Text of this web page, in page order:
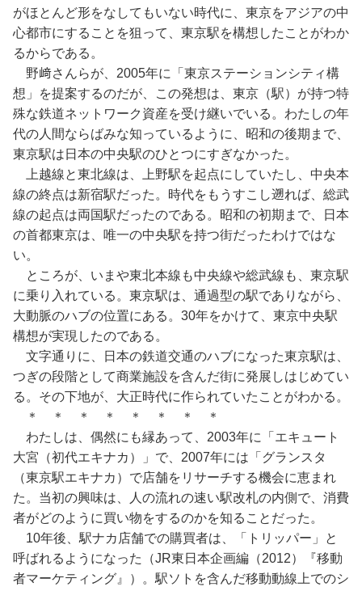
がほとんど形をなしてもいない時代に、東京をアジアの中
心都市にすることを狙って、東京駅を構想したことがわか
るからである。
野﨑さんらが、2005年に「東京ステーションシティ構
想」を提案するのだが、この発想は、東京（駅）が持つ特
殊な鉄道ネットワーク資産を受け継いでいる。わたしの年
代の人間ならばみな知っているように、昭和の後期まで、
東京駅は日本の中央駅のひとつにすぎなかった。
上越線と東北線は、上野駅を起点にしていたし、中央本
線の終点は新宿駅だった。時代をもうすこし遡れば、総武
線の起点は両国駅だったのである。昭和の初期まで、日本
の首都東京は、唯一の中央駅を持つ街だったわけではな
い。
ところが、いまや東北本線も中央線や総武線も、東京駅
に乗り入れている。東京駅は、通過型の駅でありながら、
大動脈のハブの位置にある。30年をかけて、東京中央駅
構想が実現したのである。
文字通りに、日本の鉄道交通のハブになった東京駅は、
つぎの段階として商業施設を含んだ街に発展しはじめてい
る。その下地が、大正時代に作られていたことがわかる。
＊ ＊ ＊ ＊ ＊ ＊ ＊ ＊
わたしは、偶然にも縁あって、2003年に「エキュート
大宮（初代エキナカ）」で、2007年には「グランスタ
（東京駅エキナカ）で店舗をリサーチする機会に恵まれ
た。当初の興味は、人の流れの速い駅改札の内側で、消費
者がどのように買い物をするのかを知ることだった。
10年後、駅ナカ店舗での購買者は、「トリッパー」と
呼ばれるようになった（JR東日本企画編（2012）『移動
者マーケティング』）。駅ソトを含んだ移動動線上でのシ